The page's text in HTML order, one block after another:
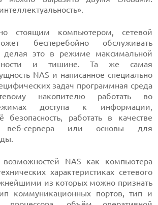
стоящим компьютером, сетевой
бесперебойно обслуживать
делая это в режиме максимальной
и тишине. Та же самая
NAS и написанное специально
задач программная среда
накопителю работать во
доступа к информации,
безопасность, работать в качестве
веб-сервера или основы для
NAS как компьютера
характеристиках сетевого
из которых можно признать
коммуникационных портов, тип и